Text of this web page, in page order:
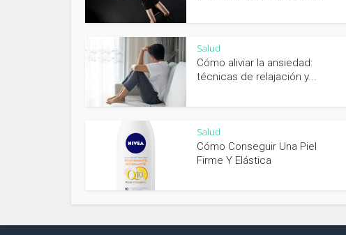
Salud
Cómo aliviar la ansiedad:
técnicas de relajación y...
Salud
Cómo Conseguir Una Piel
Firme Y Elástica